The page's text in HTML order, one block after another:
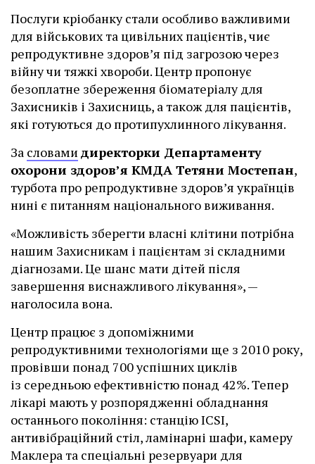
Послуги кріобанку стали особливо важливими
для військових та цивільних пацієнтів, чиє
репродуктивне здоров’я під загрозою через
війну чи тяжкі хвороби. Центр пропонує
безоплатне збереження біоматеріалу для
Захисників і Захисниць, а також для пацієнтів,
які готуються до протипухлинного лікування.
За словамидиректорки Департаменту
охорони здоров’я КМДА Тетяни Мостепан,
турбота про репродуктивне здоров’я українців
нині є питанням національного виживання.
«Можливість зберегти власні клітини потрібна
нашим Захисникам і пацієнтам зі складними
діагнозами. Це шанс мати дітей після
завершення виснажливого лікування», —
наголосила вона.
Центр працює з допоміжними
репродуктивними технологіями ще з 2010 року,
провівши понад 700 успішних циклів
із середньою ефективністю понад 42%. Тепер
лікарі мають у розпорядженні обладнання
останнього покоління: станцію ІCSI,
антивібраційний стіл, ламінарні шафи, камеру
Маклера та спеціальні резервуари для